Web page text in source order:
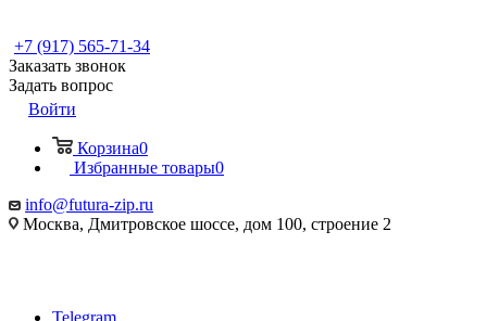
+7 (917) 565-71-34
Заказать звонок
Задать вопрос
Войти
Корзина0
Избранные товары0
info@futura-zip.ru
Москва, Дмитровское шоссе, дом 100, строение 2
Telegram